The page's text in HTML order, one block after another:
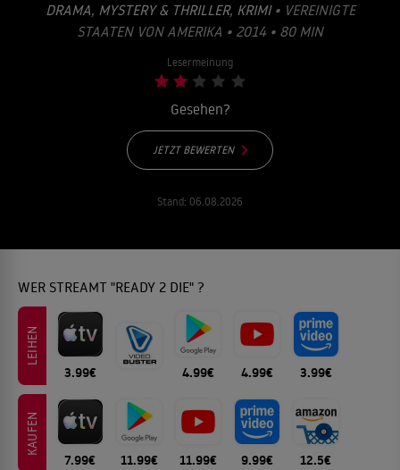
DRAMA, MYSTERY & THRILLER, KRIMI• VEREINIGTE
STAATEN VON AMERIKA • 2014 • 80 MIN
Lesermeinung
Gesehen?
JETZT BEWERTEN
Stand: 06.08.2026
WER STREAMT "READY 2 DIE" ?
LEIHEN
3.99€ 4.99€ 4.99€ 3.99€
KAUFEN
7.99€ 11.99€ 11.99€ 9.99€ 12.5€